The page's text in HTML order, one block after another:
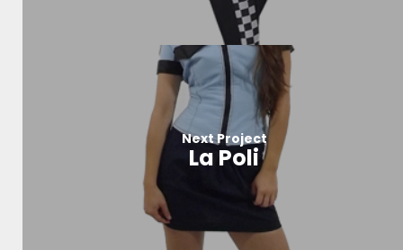
Next Project
La Poli